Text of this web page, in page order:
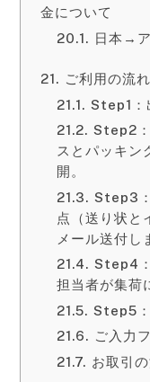
金について
日本→ア
ご利用の流れ
Step1：
Step2：
スとパッキン
開。
Step3
点（送り状と
メール送付し
Step4
担当者が集荷
Step5：
ご入力
お取引